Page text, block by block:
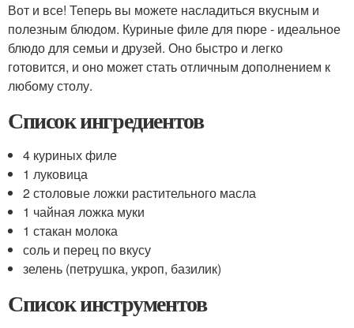
Вот и все! Теперь вы можете насладиться вкусным и
полезным блюдом. Куриные филе для пюре - идеальное
блюдо для семьи и друзей. Оно быстро и легко
готовится, и оно может стать отличным дополнением к
любому столу.
Список ингредиентов
4 куриных филе
1 луковица
2 столовые ложки растительного масла
1 чайная ложка муки
1 стакан молока
соль и перец по вкусу
зелень (петрушка, укроп, базилик)
Список инструментов